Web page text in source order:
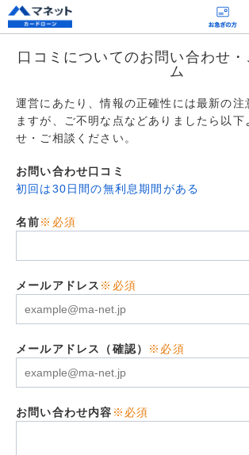
口コミについてのお問い合わせ
ム
運営にあたり、情報の正確性には最新の注
ますが、ご不明な点などありましたら以下
せ・ご相談ください。
お問い合わせ口コミ
初回は30日間の無利息期間がある
名前※必須
メールアドレス ※必須
メールアドレス（確認） ※必須
お問い合わせ内容 ※必須